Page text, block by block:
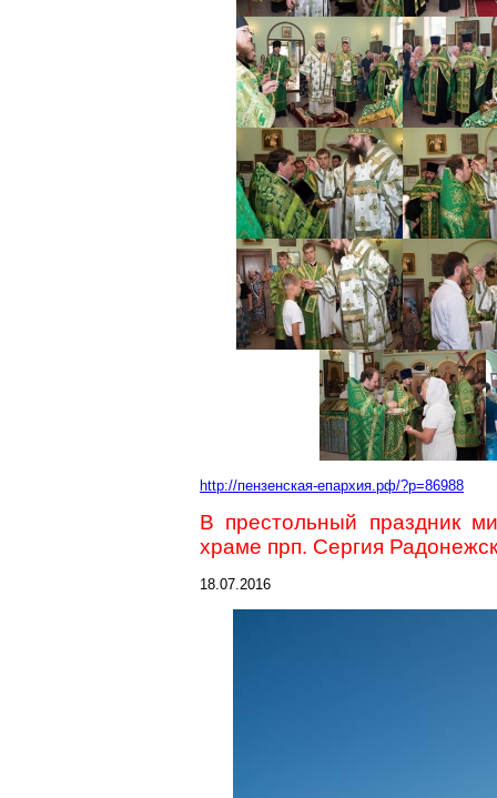
http://пензенская-епархия.рф/?p=86988
В престольный праздник
храме прп. Сергия
18.07.2016